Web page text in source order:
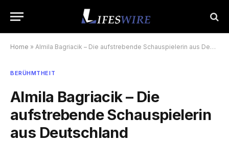
Home » Almila Bagriacik – Die aufstrebende Schauspielerin aus Deutschland
BERÜHMTHEIT
Almila Bagriacik – Die
aufstrebende Schauspielerin
aus Deutschland